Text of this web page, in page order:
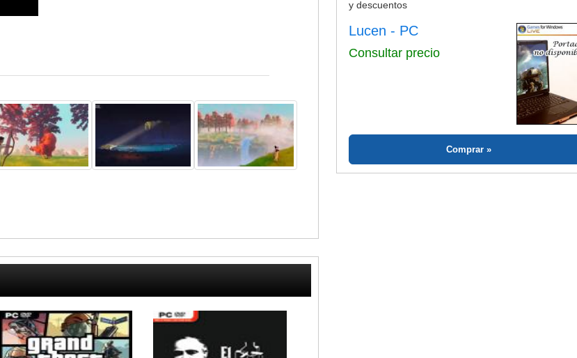
y descuentos
Lucen - PC
Consultar precio
Comprar